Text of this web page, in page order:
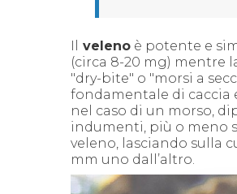
veleno è potente e
(circa 8-20 mg) mentre
"dry-bite" o "morsi a
fondamentale di caccia
nel caso di un morso,
indumenti, più o meno
veleno, lasciando sulla
mm uno dall’altro.